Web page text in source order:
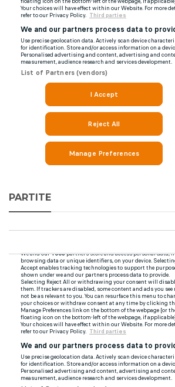
PARTITE